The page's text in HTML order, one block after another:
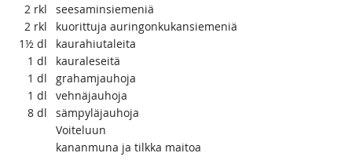
2 rkl
seesaminsiemeniä
2 rkl
kuorittuja auringonkukansiemeniä
1½ dl
kaurahiutaleita
1 dl
kauraleseitä
1 dl
grahamjauhoja
1 dl
vehnäjauhoja
8 dl
sämpyläjauhoja
Voiteluun
kananmuna ja tilkka maitoa